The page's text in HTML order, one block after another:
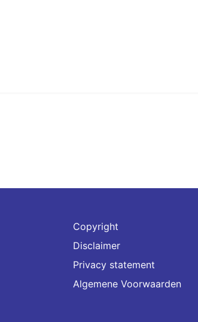
Copyright
Disclaimer
Privacy statement
Algemene Voorwaarden